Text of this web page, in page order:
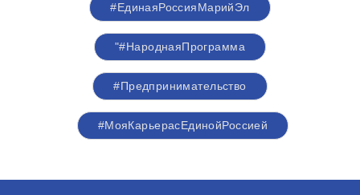
#ЕдинаяРоссияМарийЭл
"#НароднаяПрограмма
#Предпринимательство
#МояКарьерасЕдинойРоссией